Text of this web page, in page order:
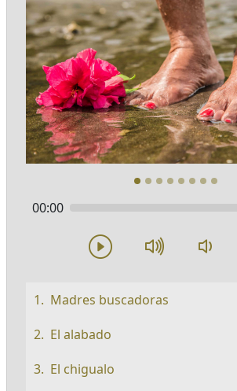
00:00
Madres buscadoras
El alabado
El chigualo